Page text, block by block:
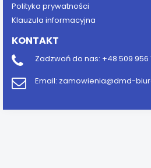
Polityka prywatności
Klauzula informacyjna
KONTAKT
Zadzwoń do nas: +48 509 956
Email: zamowienia@dmd-